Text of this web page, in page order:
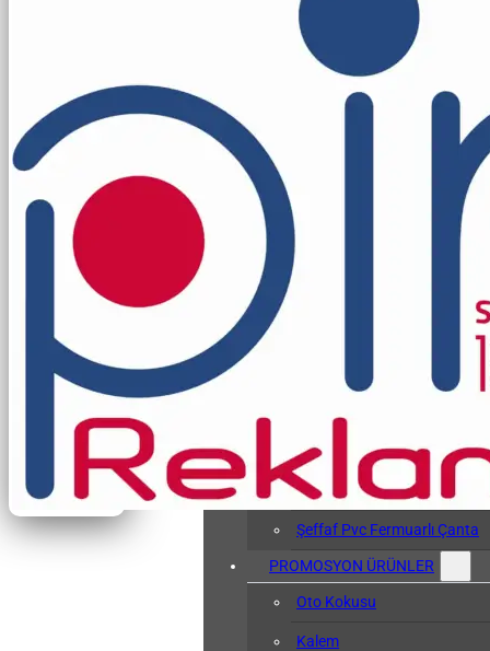
Okul Albümü
Öğretmen Not Defteri Kabı
Biala
Gemi Bağlama Kütüğü Kabı
Hasta Bileklikleri
Pvc Sözlük Kabı
Şeffaf Pvc Kart Kılıfı
Şeffaf Pvc Fermuarlı Çanta
PROMOSYON ÜRÜNLER
Oto Kokusu
Kalem